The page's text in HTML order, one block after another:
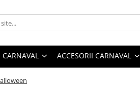
ACCESORII CARNAVAL